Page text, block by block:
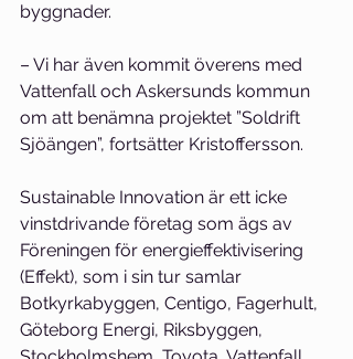
byggnader.
– Vi har även kommit överens med
Vattenfall och Askersunds kommun
om att benämna projektet ”Soldrift
Sjöängen”, fortsätter Kristoffersson.
Sustainable Innovation är ett icke
vinstdrivande företag som ägs av
Föreningen för energieffektivisering
(Effekt), som i sin tur samlar
Botkyrkabyggen, Centigo, Fagerhult,
Göteborg Energi, Riksbyggen,